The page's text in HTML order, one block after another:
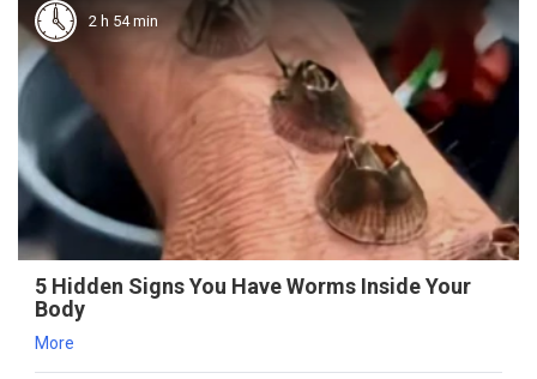
2 h 54 min
5 Hidden Signs You Have Worms Inside Your
Body
More